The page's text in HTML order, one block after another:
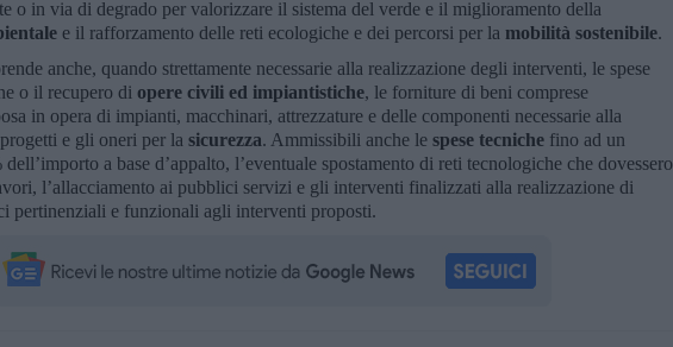
o in via di degrado per valorizzare il sistema del verde e il miglioramento della
e il rafforzamento delle reti ecologiche e dei percorsi per la mobilità sostenibile.
anche, quando strettamente necessarie alla realizzazione degli interventi, le spese
o il recupero di opere civili ed impiantistiche, le forniture di beni comprese
in opera di impianti, macchinari, attrezzature e delle componenti necessarie alla
e gli oneri per la sicurezza. Ammissibili anche le spese tecniche fino ad un
a base d’appalto, l’eventuale spostamento di reti tecnologiche che dovessero
l’allacciamento ai pubblici servizi e gli interventi finalizzati alla realizzazione di
pertinenziali e funzionali agli interventi proposti.